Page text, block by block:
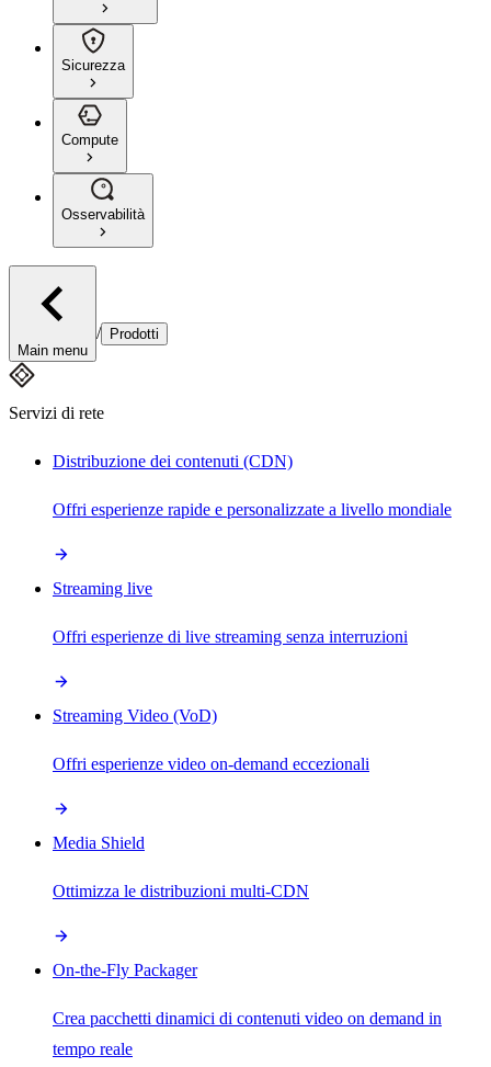
Sicurezza
Compute
Osservabilità
Main menu
/ Prodotti
Servizi di rete
Distribuzione dei contenuti (CDN)
Offri esperienze rapide e personalizzate a livello mondiale
Streaming live
Offri esperienze di live streaming senza interruzioni
Streaming Video (VoD)
Offri esperienze video on-demand eccezionali
Media Shield
Ottimizza le distribuzioni multi-CDN
On-the-Fly Packager
Crea pacchetti dinamici di contenuti video on demand in
tempo reale